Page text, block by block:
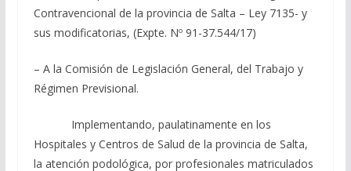
Contravencional de la provincia de Salta – Ley 7135- y
sus modificatorias, (Expte. Nº 91-37.544/17)
– A la Comisión de Legislación General, del Trabajo y
Régimen Previsional.
Implementando, paulatinamente en los
Hospitales y Centros de Salud de la provincia de Salta,
la atención podológica, por profesionales matriculados